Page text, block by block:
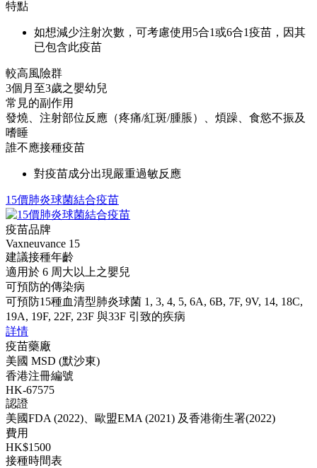
特點
如想減少注射次數，可考慮使用5合1或6合1疫苗，因其
已包含此疫苗
較高風險群
3個月至3歲之嬰幼兒
常見的副作用
發燒、注射部位反應（疼痛/紅斑/腫脹）、煩躁、食慾不振及
嗜睡
誰不應接種疫苗
對疫苗成分出現嚴重過敏反應
15價肺炎球菌結合疫苗
疫苗品牌
Vaxneuvance 15
建議接種年齡
適用於 6 周大以上之嬰兒
可預防的傳染病
可預防15種血清型肺炎球菌 1, 3, 4, 5, 6A, 6B, 7F, 9V, 14, 18C,
19A, 19F, 22F, 23F 與33F 引致的疾病
詳情
疫苗藥廠
美國 MSD (默沙東)
香港注冊編號
HK-67575
認證
美國FDA (2022)、歐盟EMA (2021) 及香港衛生署(2022)
費用
HK$1500
接種時間表